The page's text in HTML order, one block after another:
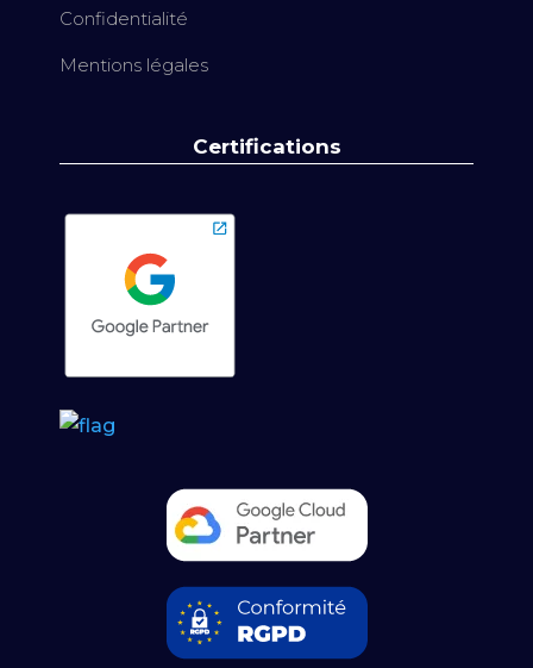
Confidentialité
Mentions légales
Certifications